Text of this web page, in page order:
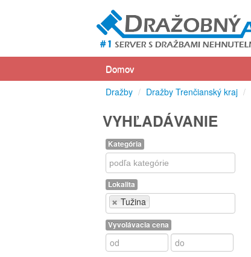
Domov
Dražby / Dražby Trenčianský kraj /
VYHĽADÁVANIE
Kategória
Kategória
Lokalita
Tužina
Lokalita
Vyvolávacia cena